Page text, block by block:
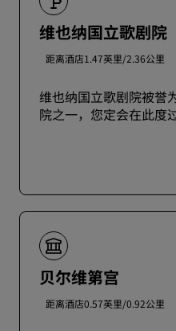
维也纳国立歌剧院
距离酒店1.47英里/2.36公里
维也纳国立歌剧院被誉
院之一，您定会在此度
贝尔维第宫
距离酒店0.57英里/0.92公里